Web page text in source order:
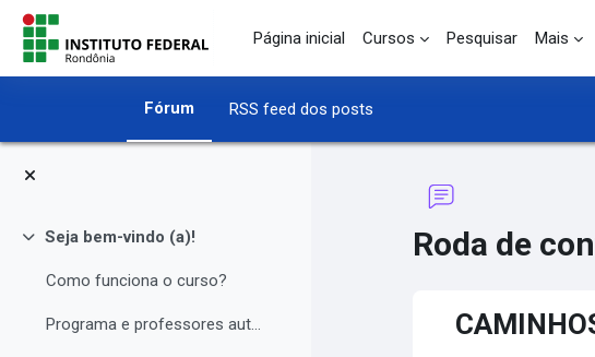
Ir para o conteúdo principal
Página inicial
Cursos Pesquisar Mais
Fórum RSS feed dos posts
Contrair
Seja bem-vindo (a)!
Como funciona o curso?
Programa e professores autores
Roda de